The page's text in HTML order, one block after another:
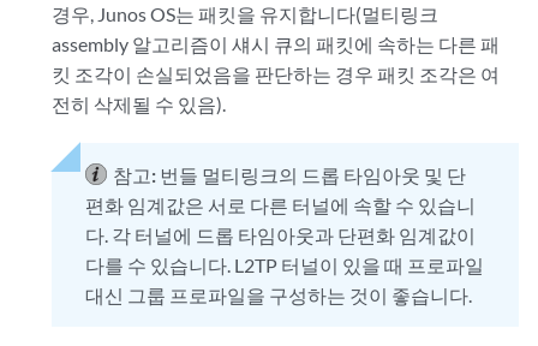
경우, Junos OS는 패킷을 유지합니다(멀티링크
assembly 알고리즘이 섀시 큐의 패킷에 속하는 다른 패
킷 조각이 손실되었음을 판단하는 경우 패킷 조각은 여
전히 삭제될 수 있음).
참고: 번들 멀티링크의 드롭 타임아웃 및 단
편화 임계값은 서로 다른 터널에 속할 수 있습니
다. 각 터널에 드롭 타임아웃과 단편화 임계값이
다를 수 있습니다. L2TP 터널이 있을 때 프로파일
대신 그룹 프로파일을 구성하는 것이 좋습니다.